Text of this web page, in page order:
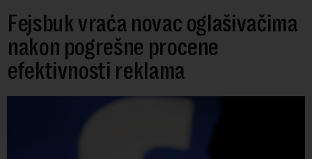
Fejsbuk vraća novac oglašivačima
nakon pogrešne procene
efektivnosti reklama